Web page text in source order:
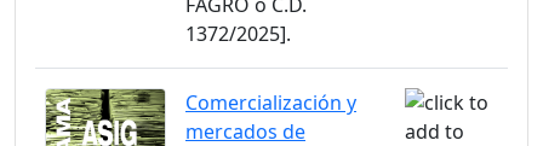
1372/2025].
Comercialización y
mercados de